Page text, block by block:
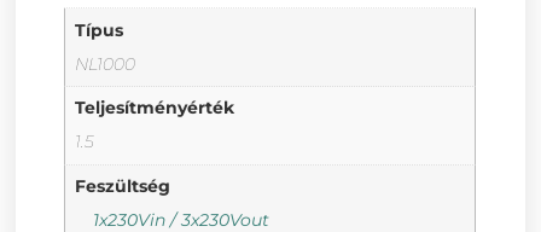
Típus
NL1000
Teljesítményérték
1.5
Feszültség
1x230Vin / 3x230Vout